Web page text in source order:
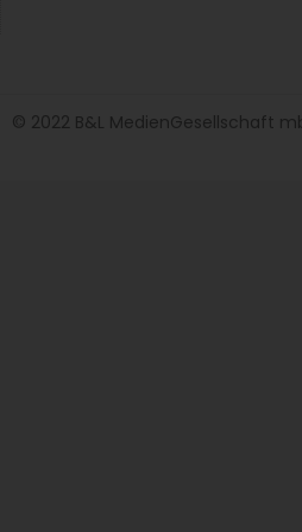
© 2022 B&L MedienGesellschaft